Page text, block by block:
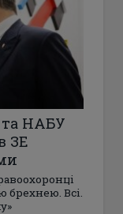
НАБУ
ЗЕ
брехнею. Всі.